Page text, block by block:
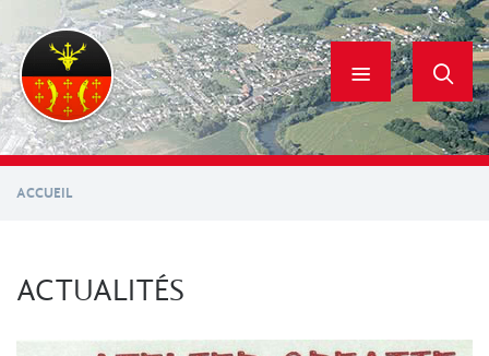
contenu
principal
ACCUEIL
ACTUALITÉS